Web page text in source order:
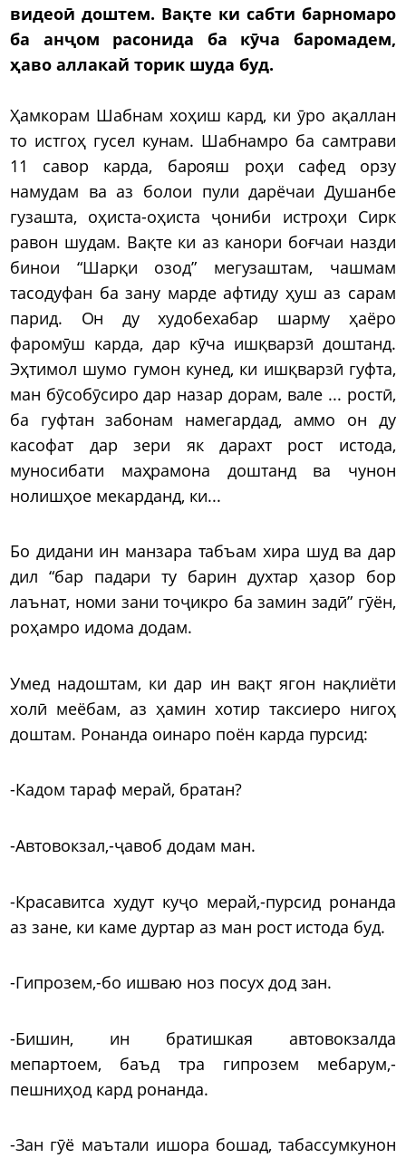
видеоӣ доштем. Вақте ки сабти барномаро
ба анҷом расонида ба кӯча баромадем,
ҳаво аллакай торик шуда буд.
Ҳамкорам Шабнам хоҳиш кард, ки ӯро ақаллан
то истгоҳ гусел кунам. Шабнамро ба самтрави
11 савор карда, барояш роҳи сафед орзу
намудам ва аз болои пули дарёчаи Душанбе
гузашта, оҳиста-оҳиста ҷониби истроҳи Сирк
равон шудам. Вақте ки аз канори боғчаи назди
бинои “Шарқи озод” мегузаштам, чашмам
тасодуфан ба зану марде афтиду ҳуш аз сарам
парид. Он ду худобехабар шарму ҳаёро
фаромӯш карда, дар кӯча ишқварзӣ доштанд.
Эҳтимол шумо гумон кунед, ки ишқварзӣ гуфта,
ман бӯсобӯсиро дар назар дорам, вале ... ростӣ,
ба гуфтан забонам намегардад, аммо он ду
касофат дар зери як дарахт рост истода,
муносибати маҳрамона доштанд ва чунон
нолишҳое мекарданд, ки...
Бо дидани ин манзара табъам хира шуд ва дар
дил “бар падари ту барин духтар ҳазор бор
лаънат, номи зани тоҷикро ба замин задӣ” гӯён,
роҳамро идома додам.
Умед надоштам, ки дар ин вақт ягон нақлиёти
холӣ меёбам, аз ҳамин хотир таксиеро нигоҳ
доштам. Ронанда оинаро поён карда пурсид:
-Кадом тараф мерай, братан?
-Автовокзал,-ҷавоб додам ман.
-Красавитса худут куҷо мерай,-пурсид ронанда
аз зане, ки каме дуртар аз ман рост истода буд.
-Гипрозем,-бо ишваю ноз посух дод зан.
-Бишин, ин братишкая автовокзалда
мепартоем, баъд тра гипрозем мебарум,-
пешниҳод кард ронанда.
-Зан гӯё маътали ишора бошад, табассумкунон